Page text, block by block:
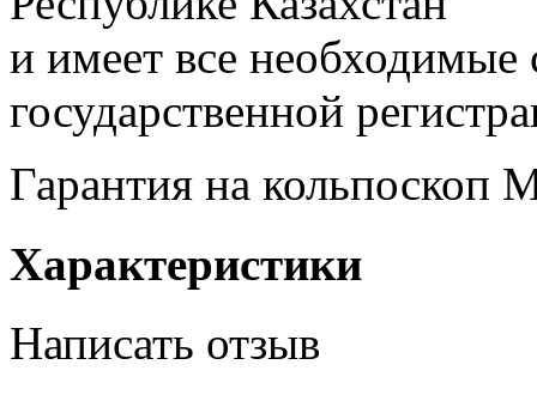
и имеет все необходимые
государственной
Гарантия на кольпоскоп
Характеристики
Написать отзыв